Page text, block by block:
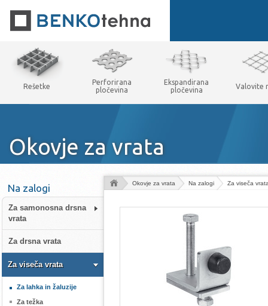
Rešetke
Perforirana
pločevina
Ekspandirana
pločevina
Valovite
Okovje za vrata
Okovje za vrata Na zalogi Za viseča
Na zalogi
Za samonosna drsna
vrata
Za drsna vrata
Za viseča vrata
Za lahka in žaluzije
Za težka